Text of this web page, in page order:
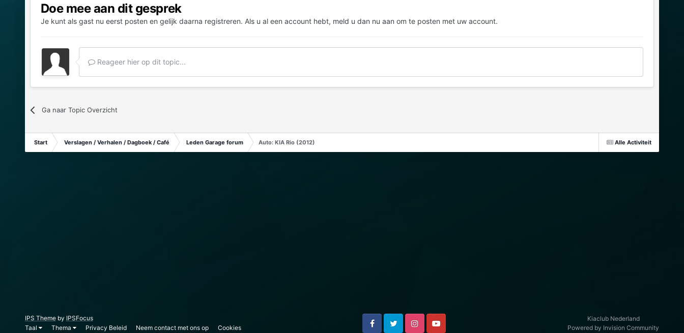
Doe mee aan dit gesprek
Je kunt als gast nu eerst posten en gelijk daarna registreren. Als u al een account hebt, meld u dan nu aan om te posten met uw account.
Reageer hier op dit topic...
Ga naar Topic Overzicht
Alle Activiteit
Start Verslagen / Verhalen / Dagboek / Café Leden Garage forum Auto: KIA Rio (2012)
IPS Themeby IPSFocus
Taal
Thema Privacy Beleid Neem contact met ons op Cookies
Kiaclub Nederland
Powered by Invision Community